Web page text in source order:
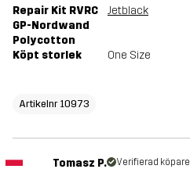
Repair Kit RVRC
GP-Nordwand
Polycotton
Jetblack
Köpt storlek One Size
Artikelnr 10973
Tomasz P. Verifierad köpare